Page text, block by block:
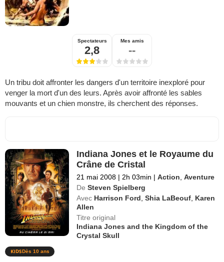
Spectateurs
2,8
Mes amis
--
Un tribu doit affronter les dangers d'un territoire inexploré pour
venger la mort d'un des leurs. Après avoir affronté les sables
mouvants et un chien monstre, ils cherchent des réponses.
Indiana Jones et le Royaume du
Crâne de Cristal
21 mai 2008 | 2h 03min | Action ,Aventure
De Steven Spielberg
Avec Harrison Ford ,Shia LaBeouf Karen
Allen
Titre original
Indiana Jones and the Kingdom of the
Crystal Skull
Dès 10 ans